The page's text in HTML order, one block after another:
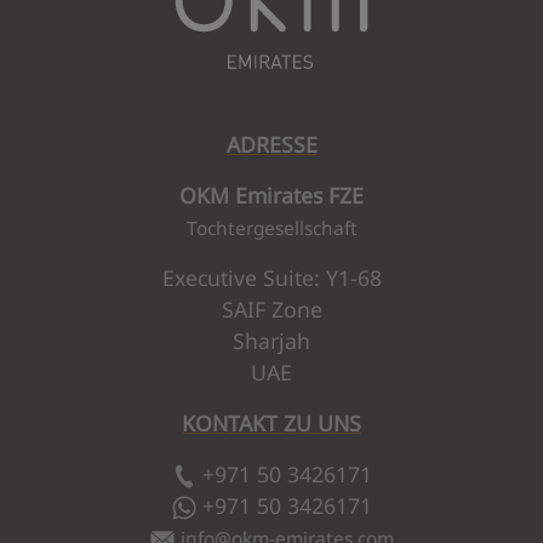
ADRESSE
OKM Emirates FZE
Tochtergesellschaft
Executive Suite: Y1-68
SAIF Zone
Sharjah
UAE
KONTAKT ZU UNS
+971 50 3426171
+971 50 3426171